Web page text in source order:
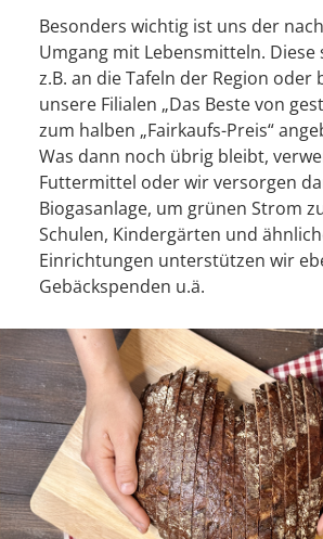
Besonders wichtig ist uns der
Umgang mit Lebensmitteln. Diese
z.B. an die Tafeln der Region
unsere Filialen „Das Beste von
zum halben „Fairkaufs-Preis“
Was dann noch übrig bleibt,
Futtermittel oder wir versorgen
Biogasanlage, um grünen Strom
Schulen, Kindergärten und
Einrichtungen unterstützen wir
Gebäckspenden u.ä.